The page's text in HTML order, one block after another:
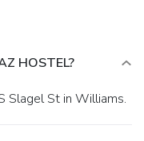
HOSTEL?
Slagel St in Williams.